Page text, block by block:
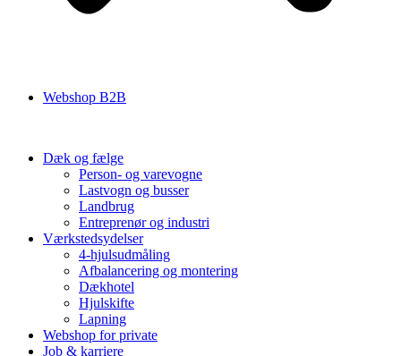
Webshop B2B
Dæk og fælge
Person- og varevogne
Lastvogn og busser
Landbrug
Entreprenør og industri
Værkstedsydelser
4-hjulsudmåling
Afbalancering og montering
Dækhotel
Hjulskifte
Lapning
Webshop for private
Job & karriere